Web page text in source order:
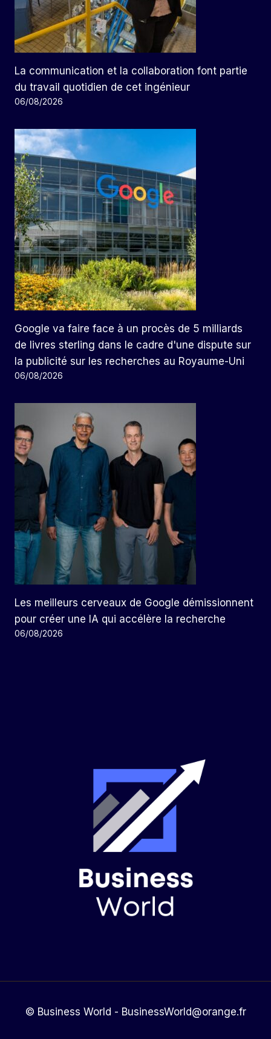
La communication et la collaboration font partie
du travail quotidien de cet ingénieur
06/08/2026
Google va faire face à un procès de 5 milliards
de livres sterling dans le cadre d'une dispute sur
la publicité sur les recherches au Royaume-Uni
06/08/2026
Les meilleurs cerveaux de Google démissionnent
pour créer une IA qui accélère la recherche
06/08/2026
© Business World - BusinessWorld@orange.fr